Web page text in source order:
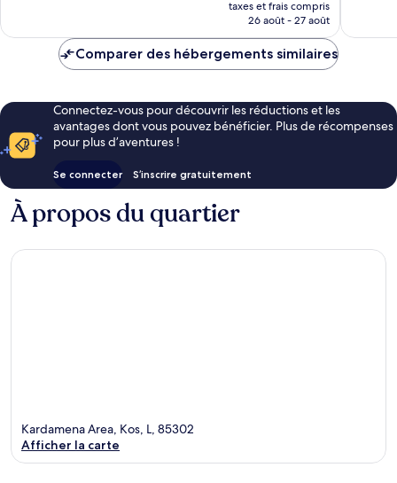
prix
de
taxes et frais compris
26 août - 27 août
Comparer des hébergements similaires
Connectez-vous pour découvrir les réductions et les
avantages dont vous pouvez bénéficier. Plus de récompenses
pour plus d’aventures !
Se connecter S’inscrire gratuitement
À propos du quartier
Kardamena Area, Kos, L, 85302
Afficher la carte